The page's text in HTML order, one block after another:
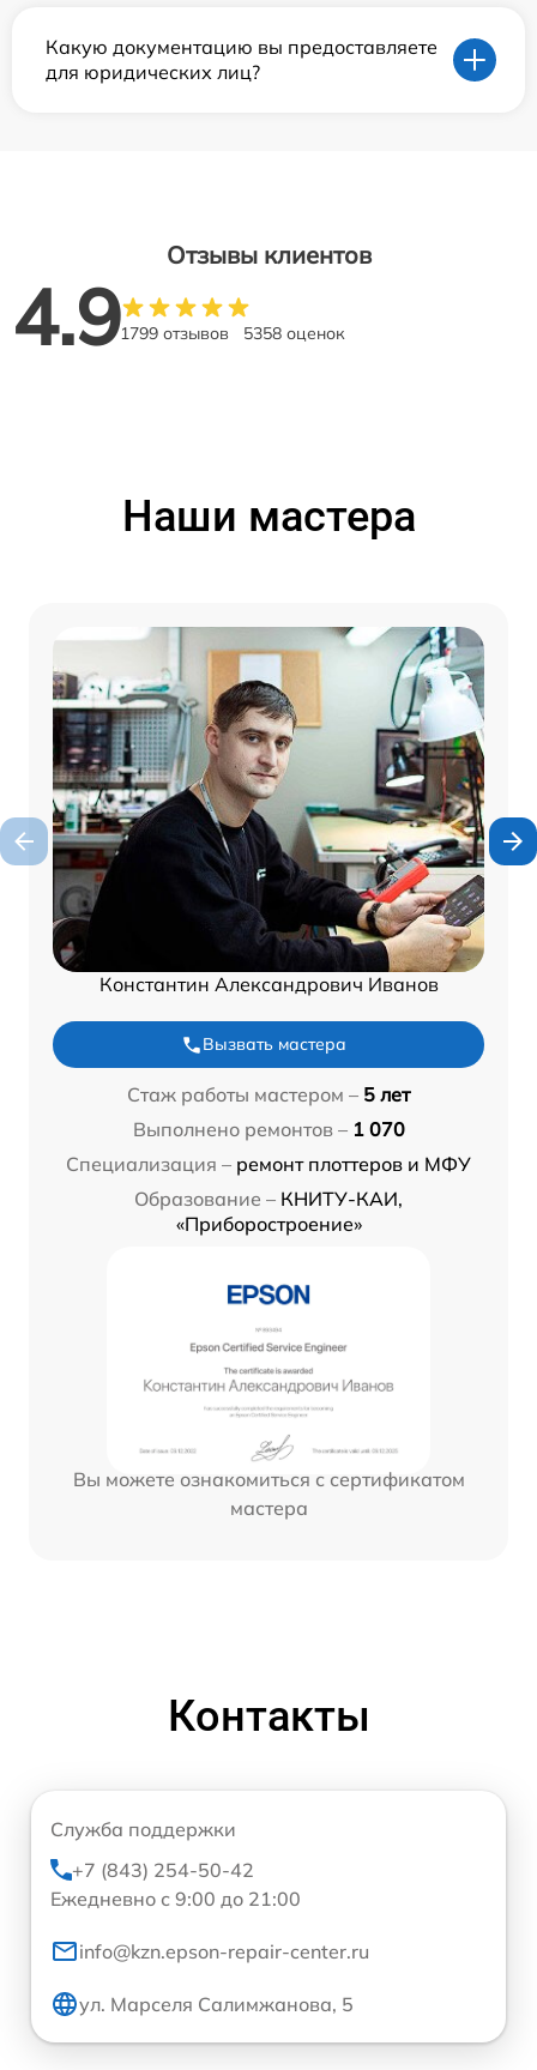
Какую документацию вы предоставляете
для юридических лиц?
Отзывы клиентов
4.91799 отзывов 5358 оценок
Наши мастера
Константин Александрович Иванов
Вызвать мастера
Стаж работы мастером – 5 лет
Выполнено ремонтов – 1 070
Специализация – ремонт плоттеров и МФУ
Образование – КНИТУ-КАИ,
«Приборостроение»
Вы можете ознакомиться с сертификатом
мастера
Контакты
Служба поддержки
+7 (843) 254-50-42
Ежедневно с 9:00 до 21:00
info@kzn.epson-repair-center.ru
ул. Марселя Салимжанова, 5